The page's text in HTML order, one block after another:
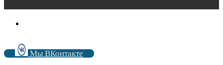
Мы ВКонтакте